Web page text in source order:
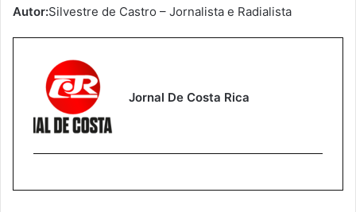
Autor:Silvestre de Castro – Jornalista e Radialista
Jornal De Costa Rica